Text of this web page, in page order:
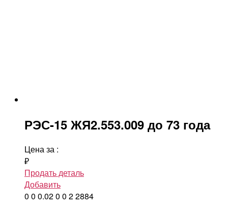
РЭС-15 ЖЯ2.553.009 до 73 года
Цена за :
₽
Продать деталь
Добавить
0 0 0.020 0 22884